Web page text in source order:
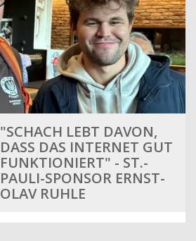
"SCHACH LEBT DAVON,
DASS DAS INTERNET GUT
FUNKTIONIERT" - ST.-
PAULI-SPONSOR ERNST-
OLAV RUHLE